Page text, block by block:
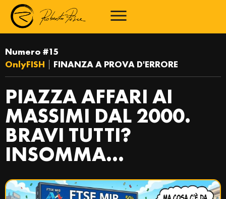
Numero #15
OnlyFISH
FINANZA A PROVA D'ERRORE
PIAZZA AFFARI AI
MASSIMI DAL 2000.
BRAVI TUTTI?
INSOMMA…